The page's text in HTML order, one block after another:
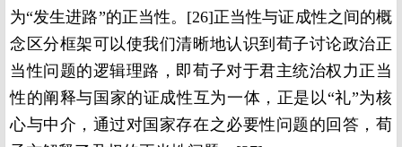
为“发生进路”的正当性。[26]正当性与证成性之间的概
念区分框架可以使我们清晰地认识到荀子讨论政治正
当性问题的逻辑理路，即荀子对于君主统治权力正当
性的阐释与国家的证成性互为一体，正是以“礼”为核
心与中介，通过对国家存在之必要性问题的回答，荀